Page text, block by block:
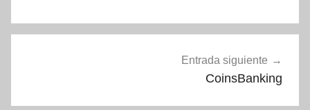
Entrada siguiente
CoinsBanking